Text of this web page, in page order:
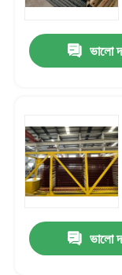
বাড়ি
ভালো
ভালো